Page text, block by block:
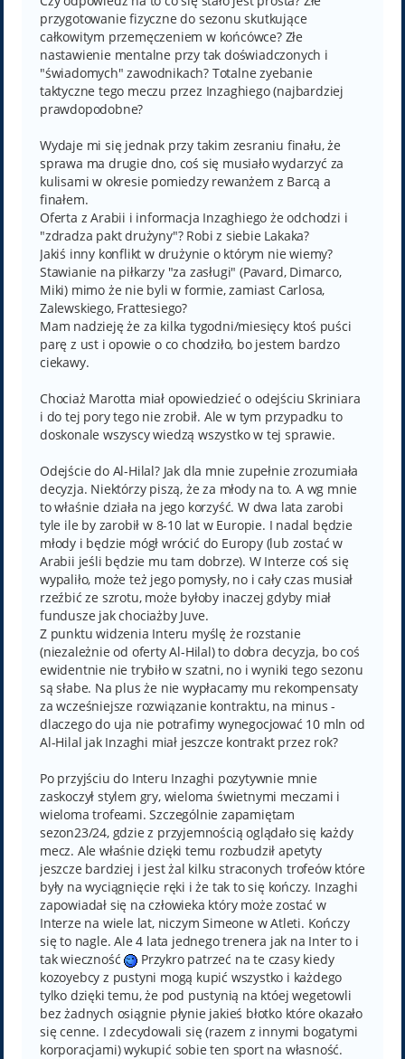
przygotowanie fizyczne do sezonu skutkujące
całkowitym przemęczeniem w końcówce? Złe
nastawienie mentalne przy tak doświadczonych i
"świadomych" zawodnikach? Totalne zyebanie
taktyczne tego meczu przez Inzaghiego (najbardziej
prawdopodobne?
Wydaje mi się jednak przy takim zesraniu finału, że
sprawa ma drugie dno, coś się musiało wydarzyć za
kulisami w okresie pomiedzy rewanżem z Barcą a
finałem.
Oferta z Arabii i informacja Inzaghiego że odchodzi i
"zdradza pakt drużyny"? Robi z siebie Lakaka?
Jakiś inny konflikt w drużynie o którym nie wiemy?
Stawianie na piłkarzy "za zasługi" (Pavard, Dimarco,
Miki) mimo że nie byli w formie, zamiast Carlosa,
Zalewskiego, Frattesiego?
Mam nadzieję że za kilka tygodni/miesięcy ktoś puści
parę z ust i opowie o co chodziło, bo jestem bardzo
ciekawy.
Chociaż Marotta miał opowiedzieć o odejściu Skriniara
i do tej pory tego nie zrobił. Ale w tym przypadku to
doskonale wszyscy wiedzą wszystko w tej sprawie.
Odejście do Al-Hilal? Jak dla mnie zupełnie zrozumiała
decyzja. Niektórzy piszą, że za młody na to. A wg mnie
to właśnie działa na jego korzyść. W dwa lata zarobi
tyle ile by zarobił w 8-10 lat w Europie. I nadal będzie
młody i będzie mógł wrócić do Europy (lub zostać w
Arabii jeśli będzie mu tam dobrze). W Interze coś się
wypaliło, może też jego pomysły, no i cały czas musiał
rzeźbić ze szrotu, może byłoby inaczej gdyby miał
fundusze jak chociażby Juve.
Z punktu widzenia Interu myślę że rozstanie
(niezależnie od oferty Al-Hilal) to dobra decyzja, bo coś
ewidentnie nie trybiło w szatni, no i wyniki tego sezonu
są słabe. Na plus że nie wypłacamy mu rekompensaty
za wcześniejsze rozwiązanie kontraktu, na minus -
dlaczego do uja nie potrafimy wynegocjować 10 mln od
Al-Hilal jak Inzaghi miał jeszcze kontrakt przez rok?
Po przyjściu do Interu Inzaghi pozytywnie mnie
zaskoczył stylem gry, wieloma świetnymi meczami i
wieloma trofeami. Szczególnie zapamiętam
sezon23/24, gdzie z przyjemnością oglądało się każdy
mecz. Ale właśnie dzięki temu rozbudził apetyty
jeszcze bardziej i jest żal kilku straconych trofeów które
były na wyciągnięcie ręki i że tak to się kończy. Inzaghi
zapowiadał się na człowieka który może zostać w
Interze na wiele lat, niczym Simeone w Atleti. Kończy
się to nagle. Ale 4 lata jednego trenera jak na Inter to i
tak wieczność
Przykro patrzeć na te czasy kiedy
kozoyebcy z pustyni mogą kupić wszystko i każdego
tylko dzięki temu, że pod pustynią na któej wegetowli
bez żadnych osiągnie płynie jakieś błotko które okazało
się cenne. I zdecydowali się (razem z innymi bogatymi
korporacjami) wykupić sobie ten sport na własność.